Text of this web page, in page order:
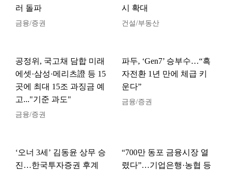
러 돌파
금융/증권
시 확대
건설/부동산
공정위, 국고채 담합 미래
에셋·삼성·메리츠證 등 15
곳에 최대 15조 과징금 예
고..."기준 과도"
금융/증권
파두, ‘Gen7’ 승부수…“흑
자전환 1년 만에 체급 키
운다”
금융/증권
‘오너 3세’ 김동윤 상무 승
진…한국투자증권 후계
“700만 동포 금융시장 열
렸다”…기업은행·농협 등